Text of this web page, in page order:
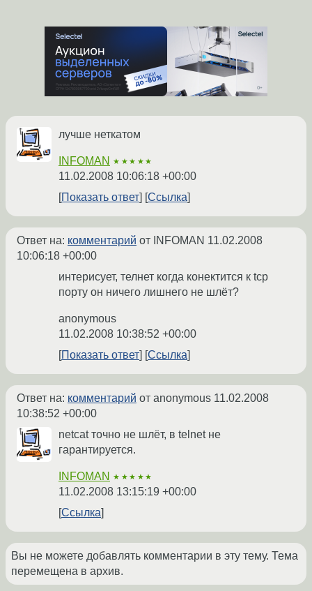
лучше неткатом
INFOMAN ★★★★★
11.02.2008 10:06:18 +00:00
Показать ответ
Ссылка
Ответ на: комментарий от INFOMAN 11.02.2008
10:06:18 +00:00
интерисует, телнет когда конектится к tcp
порту он ничего лишнего не шлёт?
anonymous
11.02.2008 10:38:52 +00:00
Показать ответ
Ссылка
Ответ на: комментарий от anonymous 11.02.2008
10:38:52 +00:00
netcat точно не шлёт, в telnet не
гарантируется.
INFOMAN ★★★★★
11.02.2008 13:15:19 +00:00
Ссылка
Вы не можете добавлять комментарии в эту тему. Тема
перемещена в архив.